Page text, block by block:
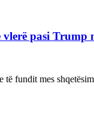
pasi
të fundit mes